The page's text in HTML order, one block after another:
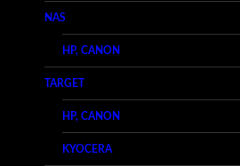
NAS
HP, CANON
TARGET
HP, CANON
KYOCERA